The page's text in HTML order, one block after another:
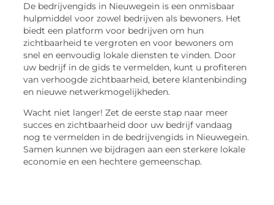
De bedrijvengids in Nieuwegein is een onmisbaar
hulpmiddel voor zowel bedrijven als bewoners. Het
biedt een platform voor bedrijven om hun
zichtbaarheid te vergroten en voor bewoners om
snel en eenvoudig lokale diensten te vinden. Door
uw bedrijf in de gids te vermelden, kunt u profiteren
van verhoogde zichtbaarheid, betere klantenbinding
en nieuwe netwerkmogelijkheden.
Wacht niet langer! Zet de eerste stap naar meer
succes en zichtbaarheid door uw bedrijf vandaag
nog te vermelden in de bedrijvengids in Nieuwegein.
Samen kunnen we bijdragen aan een sterkere lokale
economie en een hechtere gemeenschap.